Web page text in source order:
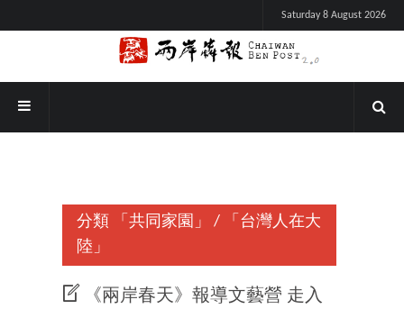
Saturday 8 August 2026
分類 「共同家園」 /
「台灣人在大
陸」
《兩岸春天》報導文藝營 走入